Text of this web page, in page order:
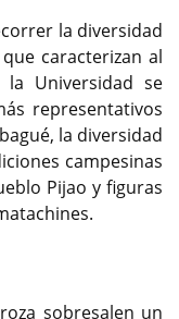
la diversidad
caracterizan al
Universidad se
representativos
la diversidad
campesinas
Pijao y figuras
sobresalen un